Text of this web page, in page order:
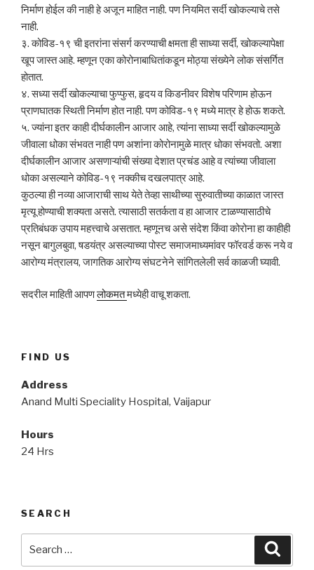
निर्माण होईल की नाही हे अजून माहित नाही. पण नियमित सर्दी खोकल्याचे तसे
नाही.
३. कोविड-१९ ची इतरांना संसर्ग करण्याची क्षमता ही साध्या सर्दी, खोकल्यापेक्षा
खूप जास्त आहे. म्हणून एका कोरोनाबाधितांकडून मोठ्या संख्येने लोक संसर्गित
होतात.
४. सध्या सर्दी खोकल्याचा फुप्फुस, हृदय व किडनीवर विशेष परिणाम होऊन
प्राणघातक स्थिती निर्माण होत नाही. पण कोविड-१९ मध्ये मात्र हे होऊ शकते.
५. ज्यांना इतर काही दीर्घकालीन आजार आहे, त्यांना साध्या सर्दी खोकल्यामुळे
जीवाला धोका संभवत नाही पण अशांना कोरोनामुळे मात्र धोका संभवतो. अशा
दीर्घकालीन आजार असणाऱ्यांची संख्या देशात प्रचंड आहे व त्यांच्या जीवाला
धोका असल्याने कोविड-१९ नक्कीच दखलपात्र आहे.
कुठल्या ही नव्या आजाराची साथ येते तेव्हा साथीच्या सुरुवातीच्या काळात जास्त
मृत्यू होण्याची शक्यता असते. त्यासाठी सतर्कता व हा आजार टाळण्यासाठीचे
प्रतिबंधक उपाय महत्त्वाचे असतात. म्हणूनच असे संदेश किंवा कोरोना हा काहीही
नसून बागुलबुवा, षडयंत्र असल्याच्या पोस्ट समाजमाध्यमांवर फॉरवर्ड करू नये व
आरोग्य मंत्रालय, जागतिक आरोग्य संघटनेने सांगितलेली सर्व काळजी घ्यावी.
सदरील माहिती आपणलोकमतमध्येही वाचू शकता.
FIND US
Address
Anand Multi Speciality Hospital, Vaijapur
Hours
24 Hrs
SEARCH